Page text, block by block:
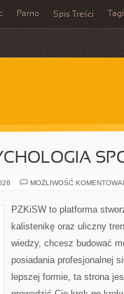
Parno Spis Treści Tagi
MOŻLIWOŚĆ
PZKiSW to platforma
kalistenikę oraz uliczny
wiedzy, chcesz budować
posiadania profesjonalnej
lepszej formie, ta strona